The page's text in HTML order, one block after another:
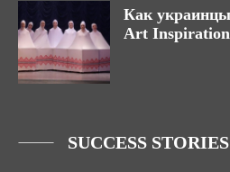
Как
Art
SUCCESS STORIES